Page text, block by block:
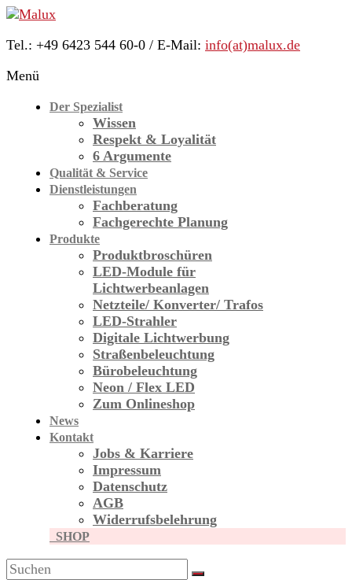
Skip
content
Malux
Innovative
Lichttechnik
Tel.: +49 6423 544 60-0 / E-Mail: info(at)malux.de
Menü
Der Spezialist
Wissen
Respekt & Loyalität
6 Argumente
Qualität & Service
Dienstleistungen
Fachberatung
Fachgerechte Planung
Produkte
Produktbroschüren
LED-Module für
Licht­werbe­anlagen
Netzteile/ Konverter/ Trafos
LED-Strahler
Digitale Lichtwerbung
Straßen­beleuchtung
Bürobeleuchtung
Neon / Flex LED
Zum Onlineshop
News
Kontakt
Jobs & Karriere
Impressum
Datenschutz
AGB
Widerrufsbelehrung
SHOP